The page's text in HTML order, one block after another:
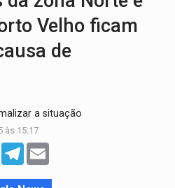
Velho ficam
de
a situação
às 15:17
TwitterTelegram